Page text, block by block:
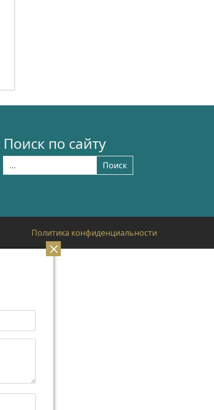
Поиск по сайту
Поиск
Политика конфиденциальности